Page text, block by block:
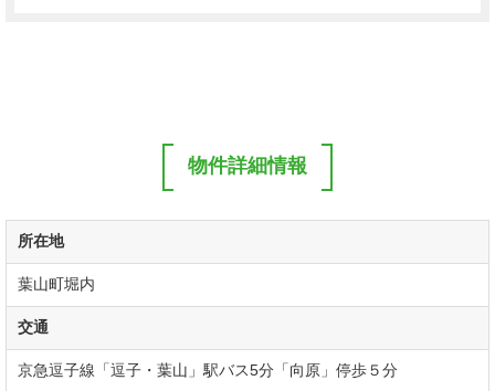
物件詳細情報
所在地
葉山町堀内
交通
京急逗子線「逗子・葉山」駅バス5分「向原」停歩５分